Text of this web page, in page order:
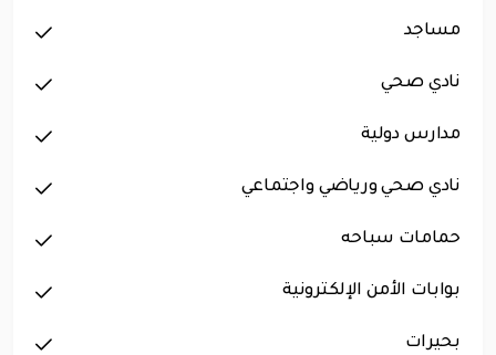
مساجد
نادي صحي
مدارس دولية
نادي صحي ورياضي واجتماعي
حمامات سباحه
بوابات الأمن الإلكترونية
بحيرات